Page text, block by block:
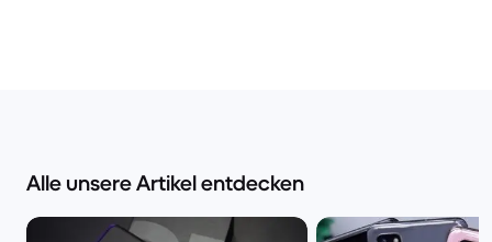
Alle unsere Artikel entdecken